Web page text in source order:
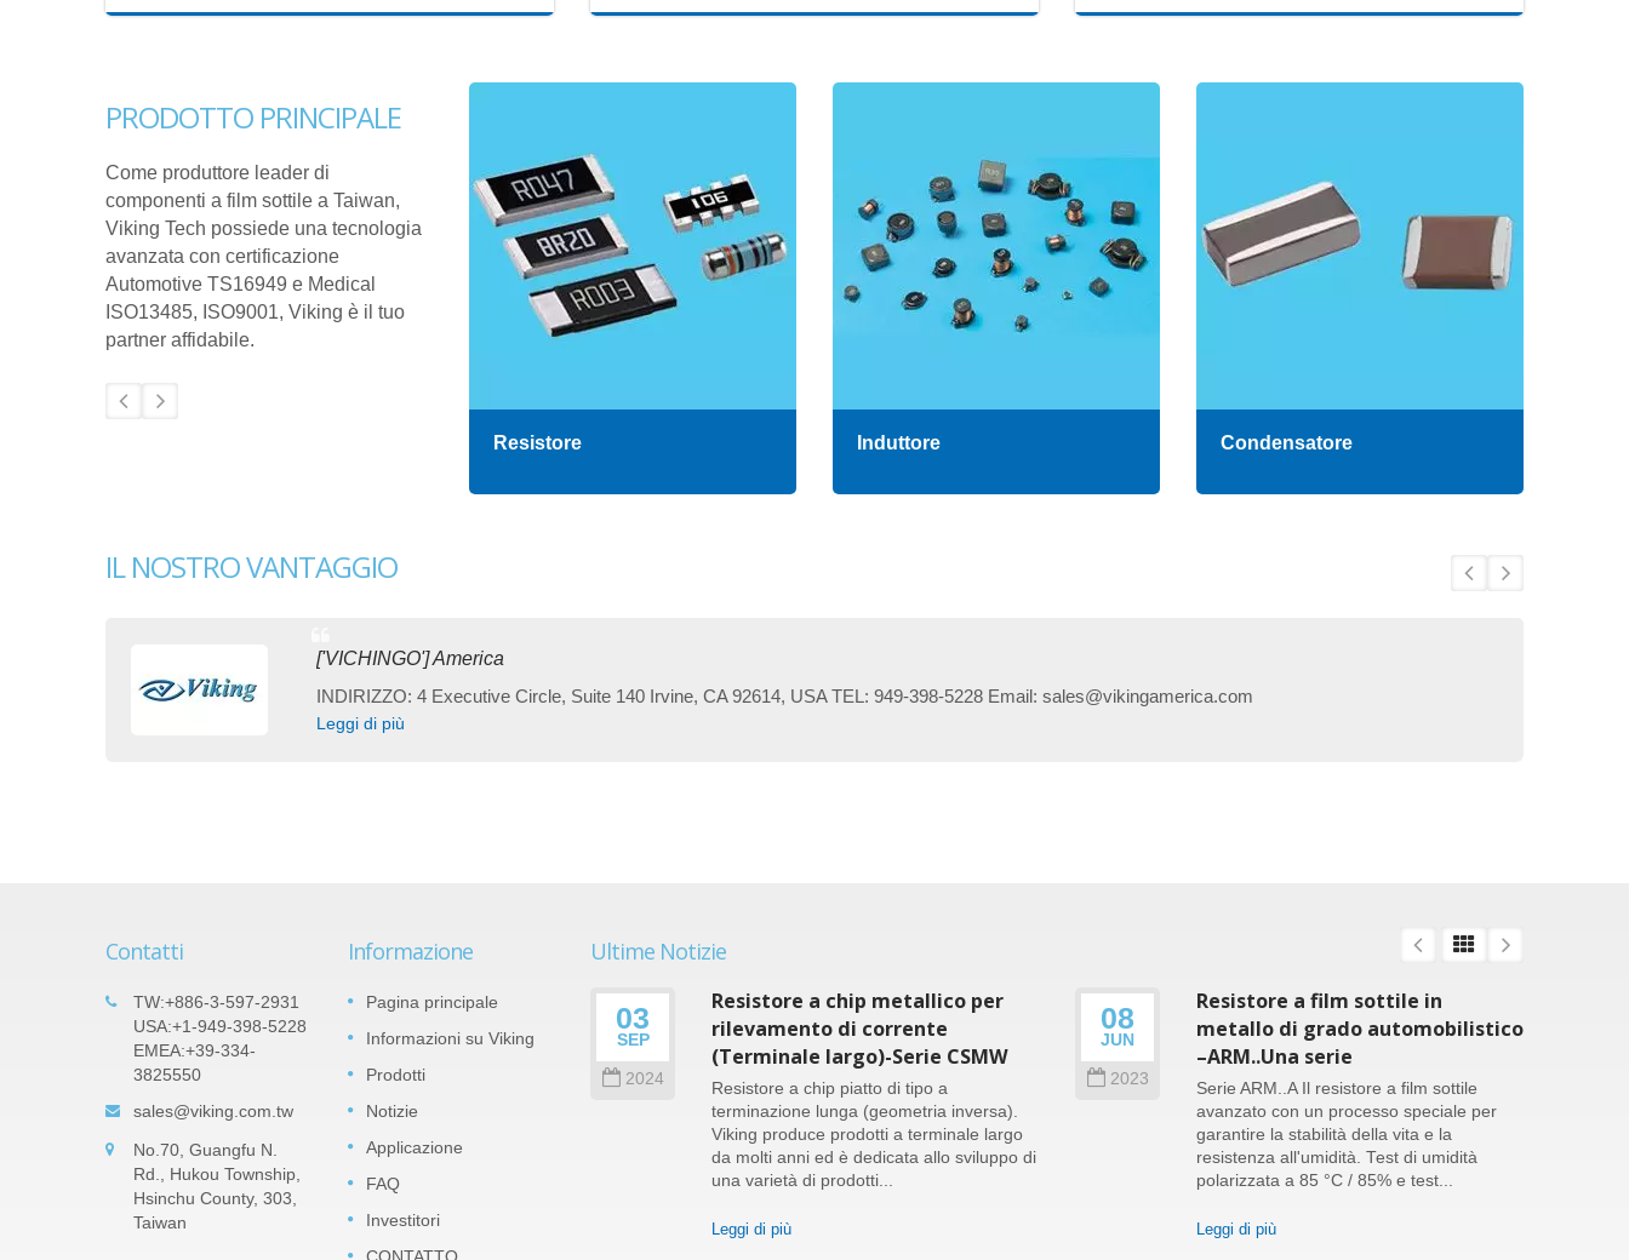
PRODOTTO PRINCIPALE
Come produttore leader di
componenti a film sottile a Taiwan,
Viking Tech possiede una tecnologia
avanzata con certificazione
Automotive TS16949 e Medical
ISO13485, ISO9001, Viking è il tuo
partner affidabile.
Resistore Induttore Condensatore
IL NOSTRO VANTAGGIO
['VICHINGO'] America
INDIRIZZO: 4 Executive Circle, Suite 140 Irvine, CA 92614, USA TEL: 949-398-5228 Email: sales@vikingamerica.com
Leggi di più
Contatti
TW:+886-3-597-2931
USA:+1-949-398-5228
EMEA:+39-334-
3825550
sales@viking.com.tw
No.70, Guangfu N.
Rd., Hukou Township,
Hsinchu County, 303,
Taiwan
Informazione
Pagina principale
Informazioni su Viking
Prodotti
Notizie
Applicazione
FAQ
Investitori
Ultime Notizie
05
SEP
2022
Prodotti importanti: Resistenza
a chip di precisione in film sottile
di nitruro di tantalio (TaN) -
Il film di TaN (nitruro di tantalio) è uno
strato barriera in pentossido di tantalio
impermeabile all'umidità che può resistere
ad alta umidità relativa. TaN è molto più
robusto nel resistere...
03
SEP
2024
Resistore a chip metallico per
rilevamento di corrente
(Terminale largo)-Serie CSMW
Resistore a chip piatto di tipo a
terminazione lunga (geometria inversa).
Viking produce prodotti a terminale largo
da molti anni ed è dedicata allo sviluppo di
una varietà di prodotti...
Leggi di più
08
JUN
2023
Resistore a film sottile in
metallo di grado automobilistico
–ARM..Una serie
Serie ARM..A Il resistore a film sottile
avanzato con un processo speciale per
garantire la stabilità della vita e la
resistenza all'umidità. Test di umidità
polarizzata a 85 °C / 85% e test...
Leggi di più